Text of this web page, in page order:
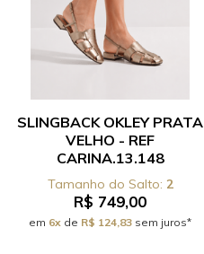
SLINGBACK OKLEY PRATA
VELHO - REF
CARINA.13.148
2
R$ 749,00
em 6x de R$ 124,83 sem juros*